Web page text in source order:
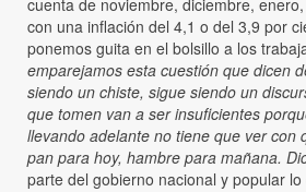
cuenta de noviembre, diciembre,
con una inflación del 4,1 o del 3,9 por
ponemos guita en el bolsillo a los
emparejamos esta cuestión que dicen
siendo un chiste, sigue siendo un
que tomen van a ser insuficientes
llevando adelante no tiene que ver con
pan para hoy, hambre para mañana.
parte del gobierno nacional y popular